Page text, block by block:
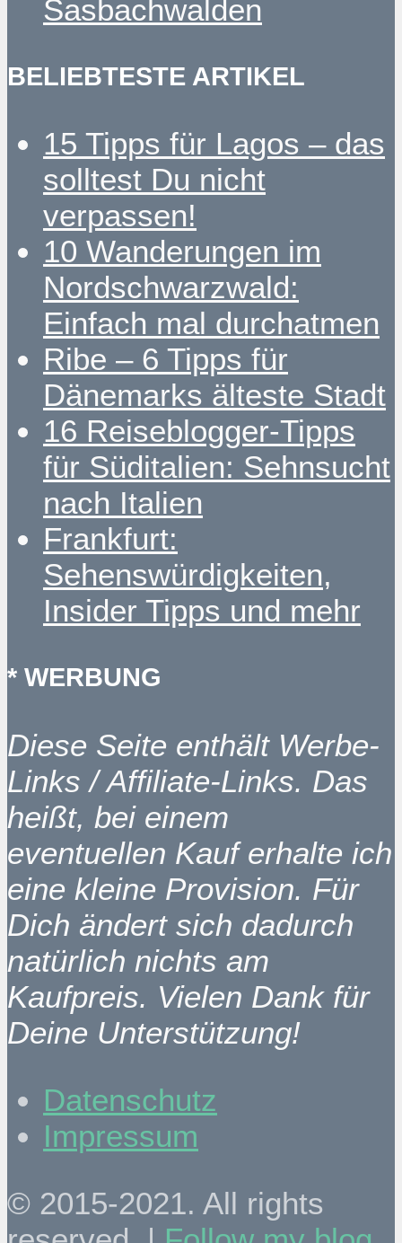
Sasbachwalden
BELIEBTESTE ARTIKEL
15 Tipps für Lagos – das
solltest Du nicht
verpassen!
10 Wanderungen im
Nordschwarzwald:
Einfach mal durchatmen
Ribe – 6 Tipps für
Dänemarks älteste Stadt
16 Reiseblogger-Tipps
für Süditalien: Sehnsucht
nach Italien
Frankfurt:
Sehenswürdigkeiten,
Insider Tipps und mehr
* WERBUNG
Diese Seite enthält Werbe-
Links / Affiliate-Links. Das
heißt, bei einem
eventuellen Kauf erhalte ich
eine kleine Provision. Für
Dich ändert sich dadurch
natürlich nichts am
Kaufpreis. Vielen Dank für
Deine Unterstützung!
Datenschutz
Impressum
© 2015-2021. All rights